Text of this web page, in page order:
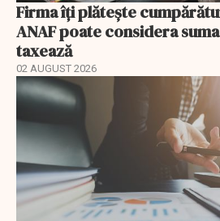
Firma îți plătește
ANAF poate considera
taxează
02 AUGUST 2026